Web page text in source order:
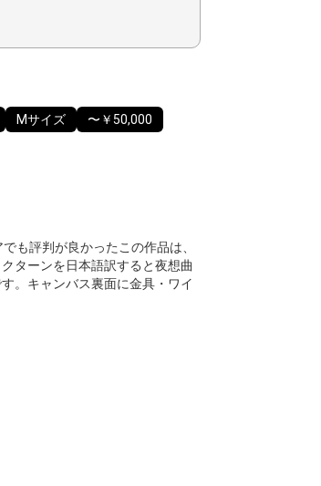
Mサイズ
〜￥50,000
も評判が良かったこの作品は、
ターンを日本語訳すると夜想曲
。キャンバス裏面に金具・ワイ